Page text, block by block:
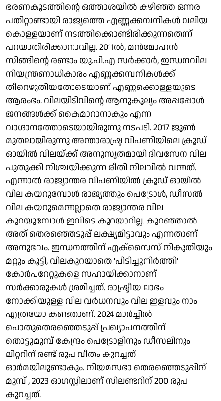
ഭരണകൂടത്തിന്റെ ഒത്താശയില്‍ കഴിഞ്ഞ ഒന്നര
പതിറ്റാണ്ടായി രാജ്യത്തെ എണ്ണക്കമ്പനികള്‍ വലിയ
കൊള്ളയാണ് നടത്തിക്കൊണ്ടിരിക്കുന്നതെന്ന്
പറയാതിരിക്കാനാവില്ല. 2011ല്‍, മന്‍മോഹന്‍
സിങ്ങിന്റെ രണ്ടാം യു.പി.എ സര്‍ക്കാര്‍, ഇന്ധനവില
നിയന്ത്രണാധികാരം എണ്ണക്കമ്പനികള്‍ക്ക്
തീറെഴുതിയതോടെയാണ് എണ്ണക്കൊള്ളയുടെ
ആരംഭം. വിലയിടിവിന്റെ ആനുകൂല്യം അപ്പപ്പോള്‍
ജനങ്ങള്‍ക്ക് കൈമാറാനാകും എന്ന
വാഗ്ദാനത്തോടെയായിരുന്നു നടപടി. 2017 ജൂണ്‍
മുതലായിരുന്നു അന്താരാഷ്ട്ര വിപണിയിലെ ക്രൂഡ്
ഓയില്‍ വിലയ്ക്ക് അനുസൃതമായി ദിവസേന വില
പുതുക്കി നിശ്ചയിക്കുന്ന രീതി നിലവില്‍ വന്നത്.
എന്നാല്‍ രാജ്യാന്തര വിപണിയില്‍ ക്രൂഡ് ഓയില്‍
വില കയറുമ്പോള്‍ രാജ്യത്തും പെട്രോള്‍, ഡീസല്‍
വില കയറുമെന്നല്ലാതെ രാജ്യാന്തര വില
കുറയുമ്പോള്‍ ഇവിടെ കുറയാറില്ല. കുറഞ്ഞാല്‍
അത് തെരഞ്ഞെടുപ്പ് ലക്ഷ്യമിട്ടാവും എന്നതാണ്
അനുഭവം. ഇന്ധനത്തിന് എക്‌സൈസ് നികുതിയും
മറ്റും കൂട്ടി, വിലകുറയാതെ 'പിടിച്ചുനിര്‍ത്തി'
കോര്‍പറേറ്റുകളെ സഹായിക്കാനാണ്
സര്‍ക്കാരുകള്‍ ശ്രമിച്ചത്. രാഷ്ട്രീയ ലാഭം
നോക്കിയുള്ള വില വര്‍ധനവും വില ഇളവും നാം
എത്രയോ കണ്ടതാണ്. 2024 മാര്‍ച്ചില്‍
പൊതുതെരഞ്ഞെടുപ്പ് പ്രഖ്യാപനത്തിന്
തൊട്ടുമുമ്പ് കേന്ദ്രം പെട്രോളിനും ഡീസലിനും
ലിറ്ററിന് രണ്ട് രൂപ വീതം കുറച്ചത്
ഓര്‍മയിലുണ്ടാകും. നിയമസഭാ തെരഞ്ഞെടുപ്പിന്
മുമ്പ് , 2023 ഓഗസ്റ്റിലാണ് സിലണ്ടറിന് 200 രുപ
കുറച്ചത്.